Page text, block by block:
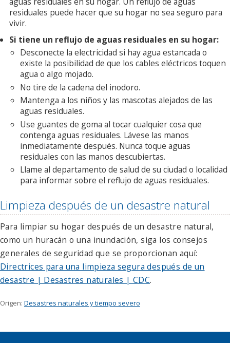
residuales puede hacer que su hogar no sea seguro para
vivir.
Si tiene un reflujo de aguas residuales en su hogar:
Desconecte la electricidad si hay agua estancada o
existe la posibilidad de que los cables eléctricos toquen
agua o algo mojado.
No tire de la cadena del inodoro.
Mantenga a los niños y las mascotas alejados de las
aguas residuales.
Use guantes de goma al tocar cualquier cosa que
contenga aguas residuales. Lávese las manos
inmediatamente después. Nunca toque aguas
residuales con las manos descubiertas.
Llame al departamento de salud de su ciudad o localidad
para informar sobre el reflujo de aguas residuales.
Limpieza después de un desastre natural
Para limpiar su hogar después de un desastre natural,
como un huracán o una inundación, siga los consejos
generales de seguridad que se proporcionan aquí:
Directrices para una limpieza segura después de un
desastre | Desastres naturales | CDC.
Origen: Desastres naturales y tiempo severo